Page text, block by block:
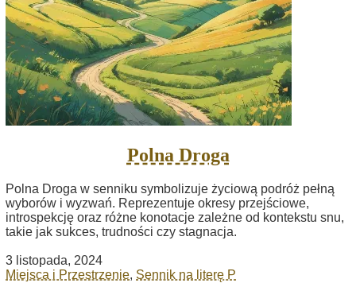
Polna Droga
Polna Droga w senniku symbolizuje życiową podróż pełną
wyborów i wyzwań. Reprezentuje okresy przejściowe,
introspekcję oraz różne konotacje zależne od kontekstu snu,
takie jak sukces, trudności czy stagnacja.
3 listopada, 2024
Miejsca i Przestrzenie, Sennik na literę P